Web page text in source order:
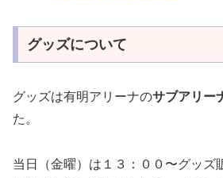
グッズについて
グッズは有明アリーナのサブアリー
た。
当日（金曜）は１３：００〜グッズ